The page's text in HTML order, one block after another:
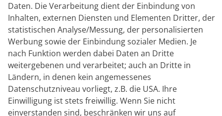
Kontakt
Livechat
Mo - Fr: 8:30 bis 16:00 (MEZ)
Whatsapp
Rückruf
Lieferpartner
Daten. Die Verarbeitung dient der Einbindung von
Inhalten, externen Diensten und Elementen Dritter, der
statistischen Analyse/Messung, der personalisierten
Werbung sowie der Einbindung sozialer Medien. Je
nach Funktion werden dabei Daten an Dritte
weitergebenen und verarbeitet; auch an Dritte in
Ländern, in denen kein angemessenes
Datenschutzniveau vorliegt, z.B. die USA. Ihre
Einwilligung ist stets freiwillig. Wenn Sie nicht
einverstanden sind, beschränken wir uns auf